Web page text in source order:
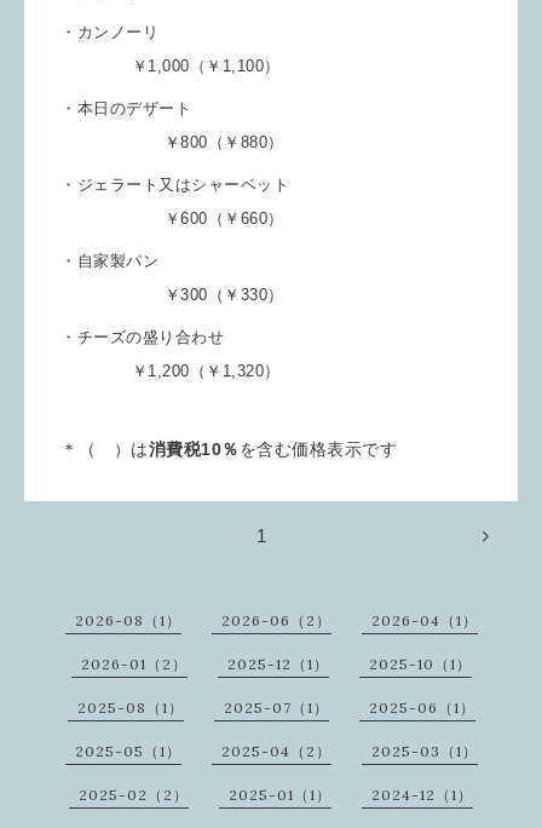
・カンノーリ
￥1,000（￥1,100）
・本日のデザート
￥800（￥880）
・ジェラート又はシャーベット
￥600（￥660）
・自家製パン
￥300（￥330）
・チーズの盛り合わせ
￥1,200（￥1,320）
＊（ ）は消費税10％を含む価格表示です
1
2026-08（1） 2026-06（2） 2026-04（1）
2026-01（2） 2025-12（1） 2025-10（1）
2025-08（1） 2025-07（1） 2025-06（1）
2025-05（1） 2025-04（2） 2025-03（1）
2025-02（2） 2025-01（1） 2024-12（1）